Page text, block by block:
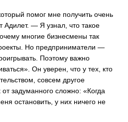
помог мне получить очень
Адилет. — Я узнал, что такое
многие бизнесмены так
Но предприниматели —
Поэтому важно
Он уверен, что у тех, кто
совсем другое
задуманного сложно: «Когда
остановить, у них ничего не